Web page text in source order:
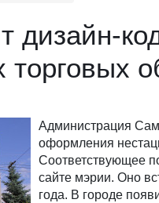
Администрация
оформления
Соответствующее
сайте мэрии. Оно
года. В городе